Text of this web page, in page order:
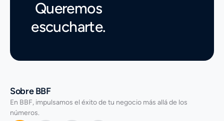
Queremos
escucharte.
Sobre BBF
En BBF, impulsamos el éxito de tu negocio más allá de los
números.